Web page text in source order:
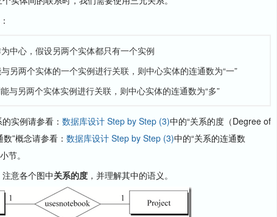
中心，假设另两个实体都只有一个实例
另两个实体的一个实例进行关联，则中心实体的连通数为“一”
与另两个实体实例进行关联，则中心实体的连通数为“多”
实例请参看： 数据库设计 Step by Step (3)中的“关系的度（Degree of
”概念请参看： 数据库设计 Step by Step (3)中的“关系的连通数
节。
意各个图中关系的度 ，并理解其中的语义。